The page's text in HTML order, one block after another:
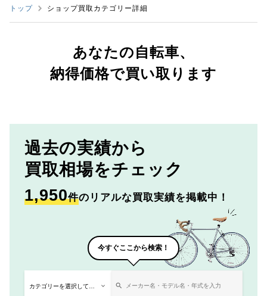
トップ ショップ買取カテゴリー詳細
あなたの自転車、
納得価格で買い取ります
過去の実績から
買取相場をチェック
1,950件のリアルな買取実績を掲載中！
今すぐここから検索！